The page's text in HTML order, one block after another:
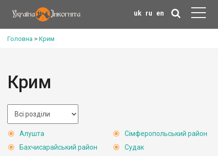
uk ru en
Головна > Крим
Крим
Алушта
Бахчисарайський район
Сімферопольський район
Судак